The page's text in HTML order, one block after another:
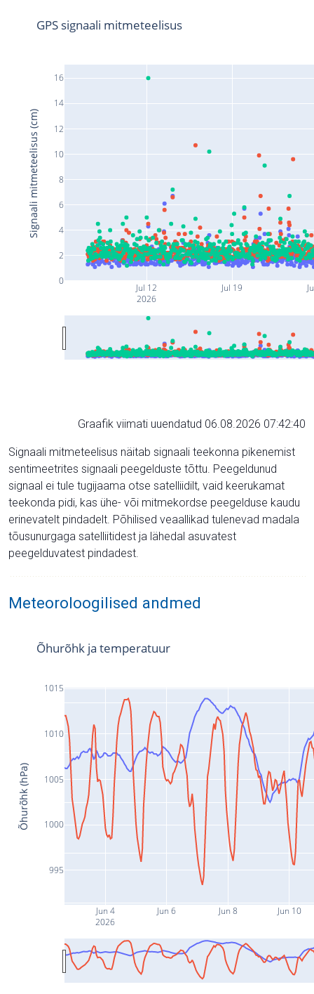
Jul 12
2026
Jul 19
0
2
4
6
8
10
12
14
16
GPS signaali mitmeteelisus
Signaali mitmeteelisus (cm)
Graafik viimati uuendatud 06.08.2026 07:42:40
Signaali mitmeteelisus näitab signaali teekonna pikenemist
sentimeetrites signaali peegelduste tõttu. Peegeldunud
signaal ei tule tugijaama otse satelliidilt, vaid keerukamat
teekonda pidi, kas ühe- või mitmekordse peegelduse kaudu
erinevatelt pindadelt. Põhilised veaallikad tulenevad madala
tõusunurgaga satelliitidest ja lähedal asuvatest
peegelduvatest pindadest.
Meteoroloogilised andmed
Jun 4
2026
Jun 6 Jun 8 Jun 10
995
1000
1005
1010
1015
Õhurõhk ja temperatuur
Õhurõhk (hPa)